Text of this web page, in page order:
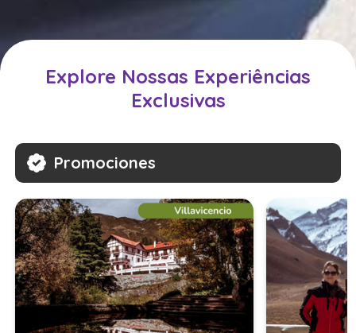
Explore Nossas Experiências
Exclusivas
Promociones